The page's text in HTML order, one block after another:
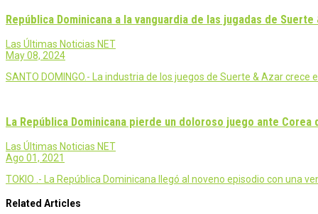
República Dominicana a la vanguardia de las jugadas de
Las Últimas Noticias NET
May 08, 2024
SANTO DOMINGO.- La industria de los juegos de Suerte & Azar
La República Dominicana pierde un doloroso juego ante Corea
Las Últimas Noticias NET
Ago 01, 2021
TOKIO .- La República Dominicana llegó al noveno episodio con una
Related Articles